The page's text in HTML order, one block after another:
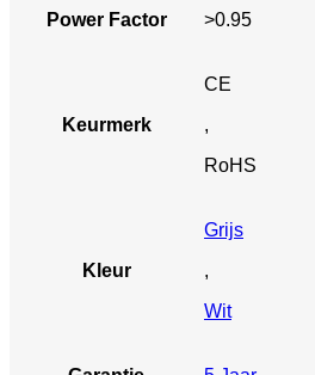
Power Factor >0.95
Keurmerk
CE
,
RoHS
Kleur
Grijs
,
Wit